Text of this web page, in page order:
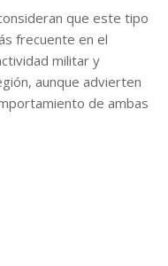
que este tipo
frecuente en el
militar y
aunque advierten
de ambas